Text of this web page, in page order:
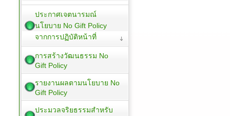
ประกาศเจตนารมณ์
นโยบาย No Gift Policy
จากการปฏิบัติหน้าที่
การสร้างวัฒนธรรม No
Gift Policy
รายงานผลตามนโยบาย No
Gift Policy
ประมวลจริยธรรมสำหรับ